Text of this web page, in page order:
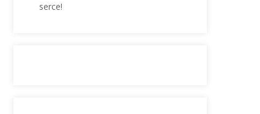
serce!